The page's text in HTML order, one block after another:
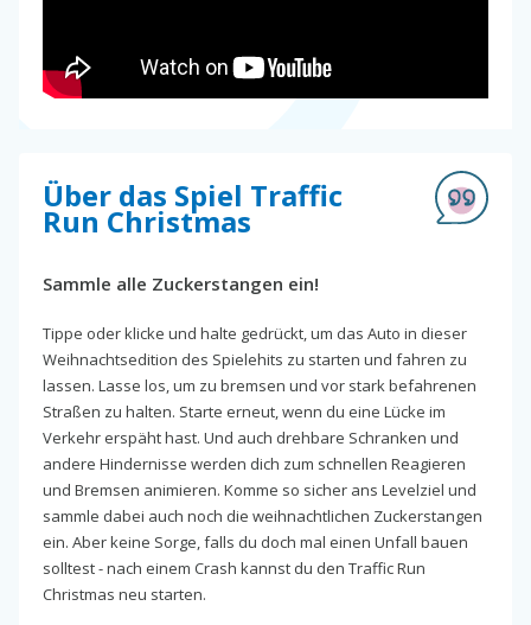
Über das Spiel Traffic
Run Christmas
Sammle alle Zuckerstangen ein!
Tippe oder klicke und halte gedrückt, um das Auto in dieser
Weihnachtsedition des Spielehits zu starten und fahren zu
lassen. Lasse los, um zu bremsen und vor stark befahrenen
Straßen zu halten. Starte erneut, wenn du eine Lücke im
Verkehr erspäht hast. Und auch drehbare Schranken und
andere Hindernisse werden dich zum schnellen Reagieren
und Bremsen animieren. Komme so sicher ans Levelziel und
sammle dabei auch noch die weihnachtlichen Zuckerstangen
ein. Aber keine Sorge, falls du doch mal einen Unfall bauen
solltest - nach einem Crash kannst du den Traffic Run
Christmas neu starten.